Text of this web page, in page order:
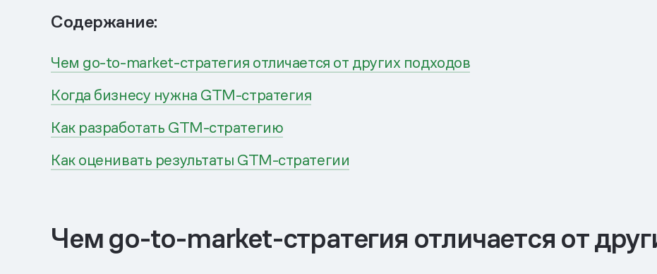
Содержание:
Чем go-to-market-стратегия отличается от других подходов
Когда бизнесу нужна GTM-стратегия
Как разработать GTM-стратегию
Как оценивать результаты GTM-стратегии
Чем go-to-market-стратегия отличается от